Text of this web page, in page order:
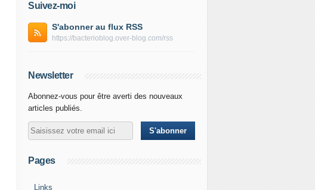
Suivez-moi
S'abonner au flux RSS
https://bacterioblog.over-blog.com/rss
Newsletter
Abonnez-vous pour être averti des nouveaux
articles publiés.
Pages
Links